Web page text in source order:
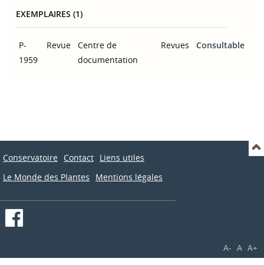
EXEMPLAIRES (1)
P-
1959
Revue
Centre de
documentation
Revues Consultable
Conservatoire Contact Liens utiles
Le Monde des Plantes
Mentions légales
A- A A+